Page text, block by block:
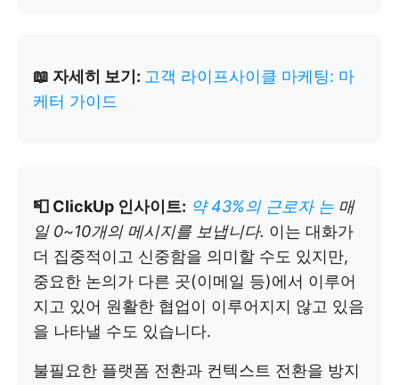
📖 자세히 보기: 고객 라이프사이클 마케팅: 마
케터 가이드
📮 ClickUp 인사이트: 약 43%의 근로자 는 매
일 0~10개의 메시지를 보냅니다. 이는 대화가
더 집중적이고 신중함을 의미할 수도 있지만,
중요한 논의가 다른 곳(이메일 등)에서 이루어
지고 있어 원활한 협업이 이루어지지 않고 있음
을 나타낼 수도 있습니다.
불필요한 플랫폼 전환과 컨텍스트 전환을 방지